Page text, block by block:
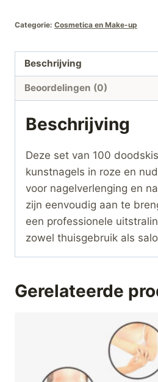
Categorie: Cosmetica en Make-up
Beschrijving
Beoordelingen (0)
Beschrijving
Deze set van 100
kunstnagels in roze en
voor nagelverlenging en
zijn eenvoudig aan te
een professionele
zowel thuisgebruik als
Gerelateerde